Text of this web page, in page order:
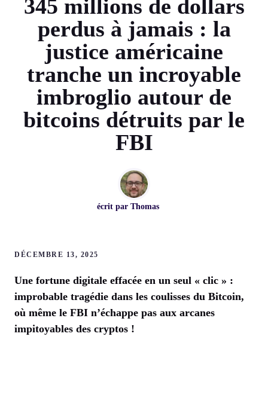
345 millions de dollars
perdus à jamais : la
justice américaine
tranche un incroyable
imbroglio autour de
bitcoins détruits par le
FBI
écrit par Thomas
DÉCEMBRE 13, 2025
Une fortune digitale effacée en un seul « clic » :
improbable tragédie dans les coulisses du Bitcoin,
où même le FBI n’échappe pas aux arcanes
impitoyables des cryptos !